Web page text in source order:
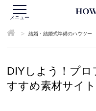
メニュー
> 結婚・結婚式準備のハウツー
DIYしよう！プ
すすめ素材サイ